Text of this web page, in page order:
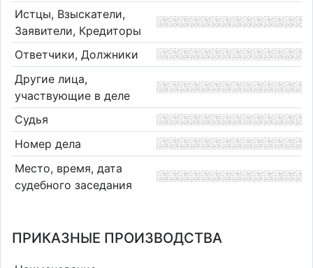
Истцы, Взыскатели,
Заявители, Кредиторы
Ответчики, Должники
Другие лица,
участвующие в деле
Судья
Номер дела
Место, время, дата
судебного заседания
ПРИКАЗНЫЕ ПРОИЗВОДСТВА